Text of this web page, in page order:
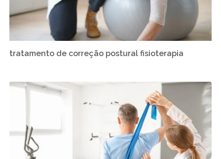
tratamento de correção postural fisioterapia